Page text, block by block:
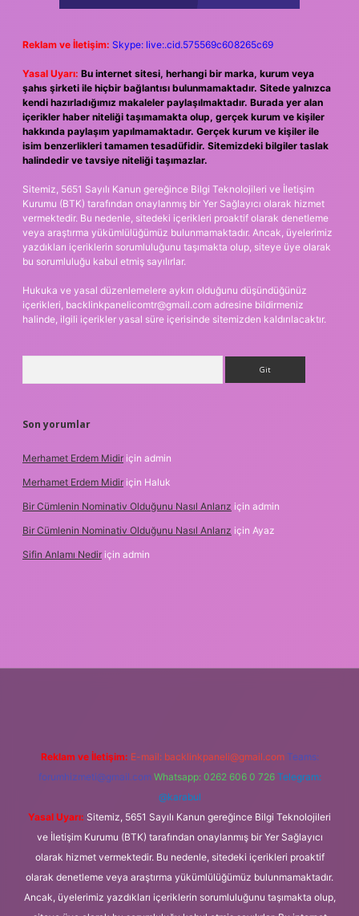
Reklam ve İletişim: Skype: live:.cid.575569c608265c69
Yasal Uyarı: Bu internet sitesi, herhangi bir marka, kurum veya
şahıs şirketi ile hiçbir bağlantısı bulunmamaktadır. Sitede yalnızca
kendi hazırladığımız makaleler paylaşılmaktadır. Burada yer alan
içerikler haber niteliği taşımamakta olup, gerçek kurum ve kişiler
hakkında paylaşım yapılmamaktadır. Gerçek kurum ve kişiler ile
isim benzerlikleri tamamen tesadüfidir. Sitemizdeki bilgiler taslak
halindedir ve tavsiye niteliği taşımazlar.
Sitemiz, 5651 Sayılı Kanun gereğince Bilgi Teknolojileri ve İletişim
Kurumu (BTK) tarafından onaylanmış bir Yer Sağlayıcı olarak hizmet
vermektedir. Bu nedenle, sitedeki içerikleri proaktif olarak denetleme
veya araştırma yükümlülüğümüz bulunmamaktadır. Ancak, üyelerimiz
yazdıkları içeriklerin sorumluluğunu taşımakta olup, siteye üye olarak
bu sorumluluğu kabul etmiş sayılırlar.
Hukuka ve yasal düzenlemelere aykırı olduğunu düşündüğünüz
içerikleri, backlinkpanelicomtr@gmail.com adresine bildirmeniz
halinde, ilgili içerikler yasal süre içerisinde sitemizden kaldırılacaktır.
Son yorumlar
Merhamet Erdem Midir için admin
Merhamet Erdem Midir için Haluk
Bir Cümlenin Nominativ Olduğunu Nasıl Anlarız için admin
Bir Cümlenin Nominativ Olduğunu Nasıl Anlarız için Ayaz
Sifin Anlamı Nedir için admin
Reklam ve İletişim: E-mail: backlinkpaneli@gmail.com Teams:
forumhizmeti@gmail.com Whatsapp: 0262 606 0 726 Telegram:
@karabul
Yasal Uyarı: Sitemiz, 5651 Sayılı Kanun gereğince Bilgi Teknolojileri
ve İletişim Kurumu (BTK) tarafından onaylanmış bir Yer Sağlayıcı
olarak hizmet vermektedir. Bu nedenle, sitedeki içerikleri proaktif
olarak denetleme veya araştırma yükümlülüğümüz bulunmamaktadır.
Ancak, üyelerimiz yazdıkları içeriklerin sorumluluğunu taşımakta olup,